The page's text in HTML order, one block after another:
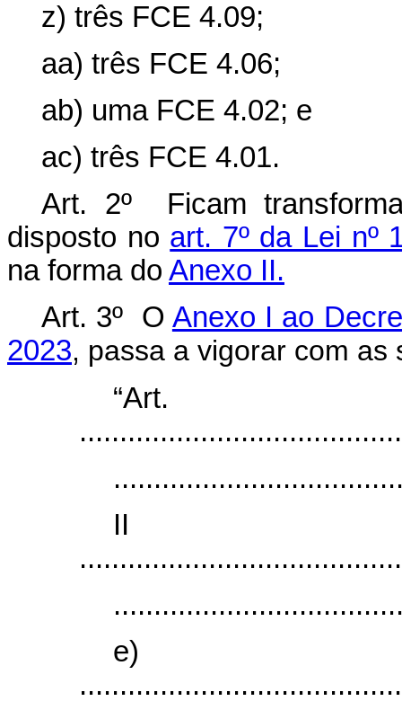
z) três FCE 4.09;
aa) três FCE 4.06;
ab) uma FCE 4.02; e
ac) três FCE 4.01.
Art. 2º Ficam
disposto no art. 7º da Lei nº
na forma do Anexo II.
Art. 3º O Anexo I ao
2023, passa a vigorar com as
e)